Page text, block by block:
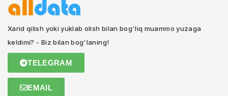
Xarid qilish yoki yuklab olish bilan bog'liq muammo yuzaga
keldimi? - Biz bilan bog'laning!
TELEGRAM
EMAIL